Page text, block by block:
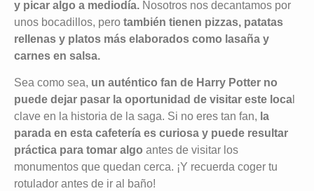
y picar algo a mediodía. Nosotros nos decantamos por
unos bocadillos, pero también tienen pizzas, patatas
rellenas y platos más elaborados como lasaña y
carnes en salsa.
Sea como sea, un auténtico fan de Harry Potter no
puede dejar pasar la oportunidad de visitar este loca
clave en la historia de la saga. Si no eres tan fan, la
parada en esta cafetería es curiosa y puede resultar
práctica para tomar algo antes de visitar los
monumentos que quedan cerca. ¡Y recuerda coger tu
rotulador antes de ir al baño!